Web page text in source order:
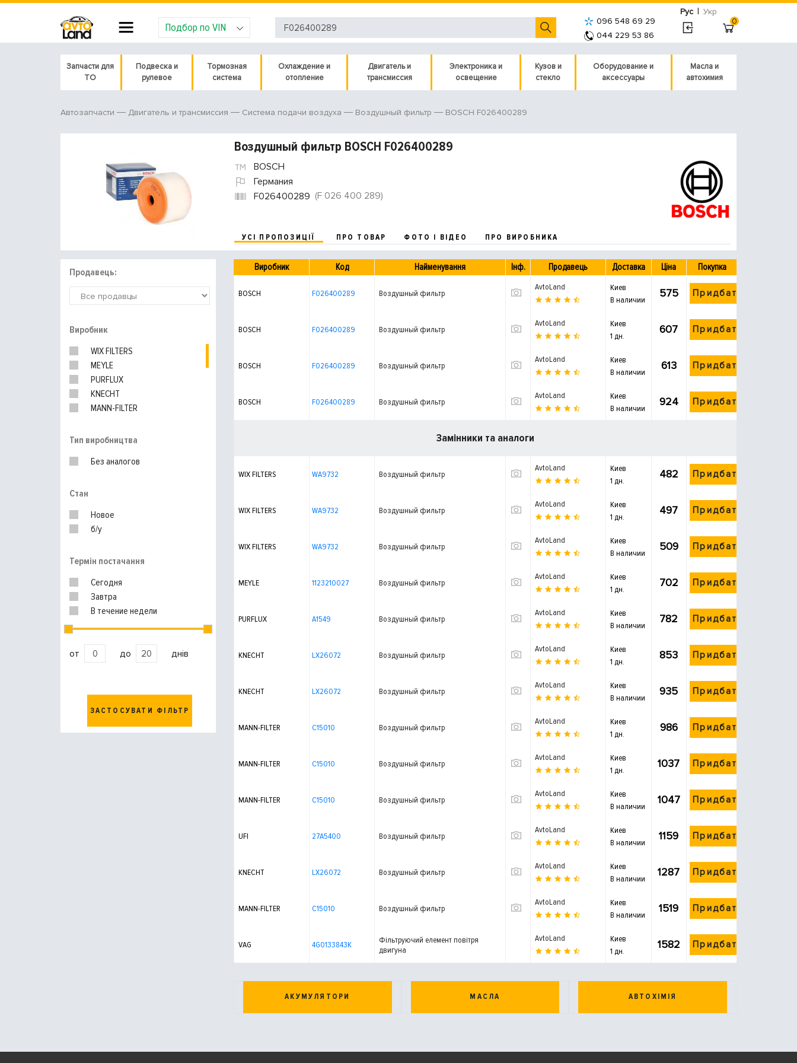
Рус | Укр
Подбор по VIN
096 548 69 29
044 229 53 86
0
Запчасти для
ТО
Подвеска и
рулевое
Тормозная
система
Охлаждение и
отопление
Двигатель и
трансмиссия
Электроника и
освещение
Кузов и
стекло
Оборудование и
аксессуары
Масла и
автохимия
Автозапчасти Двигатель и трансмиссия Система подачи воздуха Воздушный фильтр BOSCH F026400289
Воздушный фильтр BOSCH F026400289
BOSCH
Германия
F026400289 (F 026 400 289)
УСІ ПРОПОЗИЦІЇ ПРО ТОВАР ФОТО І ВІДЕО ПРО ВИРОБНИКА
Продавець:
Виробник
WIX FILTERS
MEYLE
PURFLUX
KNECHT
MANN-FILTER
VAG
Тип виробництва
Без аналогов
Стан
Новое
б/у
Термін постачання
Сегодня
Завтра
В течение недели
от до днів
ЗАСТОСУВАТИ ФІЛЬТР
Виробник Код Найменування Інф. Продавець Доставка Ціна Покупка
BOSCH F026400289 Воздушный фильтр
AvtoLand
Киев
В наличии
575 Придбати
BOSCH F026400289 Воздушный фильтр
AvtoLand
Киев
1 дн.
607 Придбати
BOSCH F026400289 Воздушный фильтр
AvtoLand
Киев
В наличии
613 Придбати
BOSCH F026400289 Воздушный фильтр
AvtoLand
Киев
В наличии
924 Придбати
Замінники та аналоги
WIX FILTERS WA9732 Воздушный фильтр
AvtoLand
Киев
1 дн.
482 Придбати
WIX FILTERS WA9732 Воздушный фильтр
AvtoLand
Киев
1 дн.
497 Придбати
WIX FILTERS WA9732 Воздушный фильтр
AvtoLand
Киев
В наличии
509 Придбати
MEYLE 1123210027 Воздушный фильтр
AvtoLand
Киев
1 дн.
702 Придбати
PURFLUX A1549 Воздушный фильтр
AvtoLand
Киев
В наличии
782 Придбати
KNECHT LX26072 Воздушный фильтр
AvtoLand
Киев
1 дн.
853 Придбати
KNECHT LX26072 Воздушный фильтр
AvtoLand
Киев
В наличии
935 Придбати
MANN-FILTER C15010 Воздушный фильтр
AvtoLand
Киев
1 дн.
986 Придбати
MANN-FILTER C15010 Воздушный фильтр
AvtoLand
Киев
1 дн.
1037 Придбати
MANN-FILTER C15010 Воздушный фильтр
AvtoLand
Киев
В наличии
1047 Придбати
UFI 27A5400 Воздушный фильтр
AvtoLand
Киев
В наличии
1159 Придбати
KNECHT LX26072 Воздушный фильтр
AvtoLand
Киев
В наличии
1287 Придбати
MANN-FILTER C15010 Воздушный фильтр
AvtoLand
Киев
В наличии
1519 Придбати
VAG 4G0133843K
Фільтруючий елемент повітря
двигуна
AvtoLand
Киев
1 дн.
1582 Придбати
АКУМУЛЯТОРИ МАСЛА АВТОХІМІЯ